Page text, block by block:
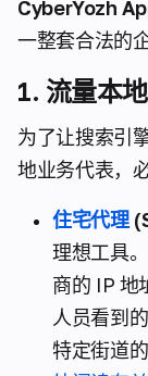
CyberYozh
一整套合法的
1. 流量本
为了让搜索引
地业务代表，
住宅代理
理想工具
商的 IP 地
人员看到
特定街道